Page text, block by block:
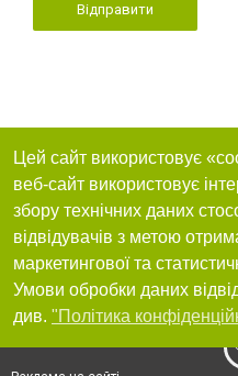
Відправити
Цей сайт використовує
веб-сайт використовує
збору технічних даних
відвідувачів з метою
маркетингової та
Умови обробки даних
див. "Політика